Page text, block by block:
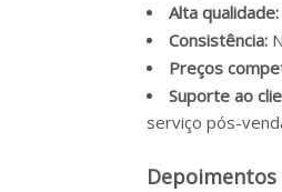
Alta qualidade:
Consistência:
Preços
Suporte ao
serviço pós-